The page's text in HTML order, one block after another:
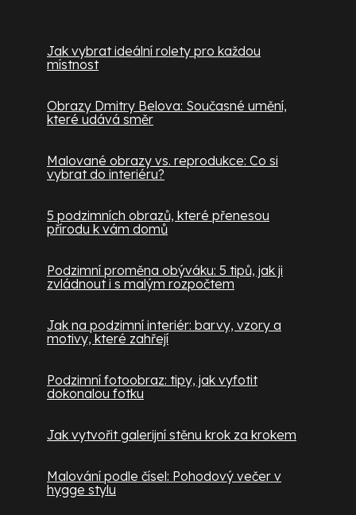
Jak vybrat ideální rolety pro každou
místnost
Obrazy Dmitry Belova: Současné umění,
které udává směr
Malované obrazy vs. reprodukce: Co si
vybrat do interiéru?
5 podzimních obrazů, které přenesou
přírodu k vám domů
Podzimní proměna obýváku: 5 tipů, jak ji
zvládnout i s malým rozpočtem
Jak na podzimní interiér: barvy, vzory a
motivy, které zahřejí
Podzimní fotoobraz: tipy, jak vyfotit
dokonalou fotku
Jak vytvořit galerijní stěnu krok za krokem
Malování podle čísel: Pohodový večer v
hygge stylu